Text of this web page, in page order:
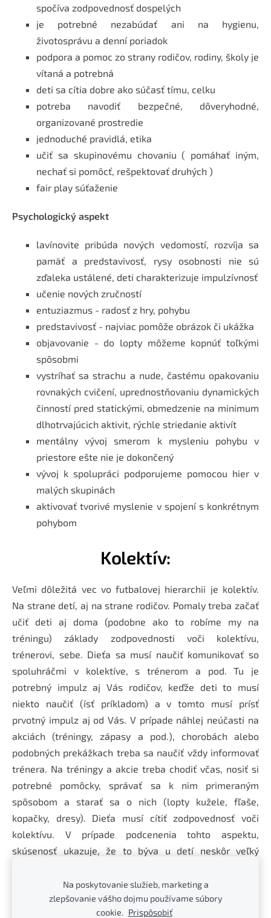
spočíva zodpovednosť dospelých
je potrebné nezabúdať ani na hygienu,
životosprávu a denní poriadok
podpora a pomoc zo strany rodičov, rodiny, školy je
vítaná a potrebná
deti sa cítia dobre ako súčasť tímu, celku
potreba navodiť bezpečné, dôveryhodné,
organizované prostredie
jednoduché pravidlá, etika
učiť sa skupinovému chovaniu ( pomáhať iným,
nechať si pomôcť, rešpektovať druhých )
fair play súťaženie
Psychologický aspekt
lavínovite pribúda nových vedomostí, rozvíja sa
pamäť a predstavivosť, rysy osobnosti nie sú
zďaleka ustálené, deti charakterizuje impulzívnosť
učenie nových zručností
entuziazmus - radosť z hry, pohybu
predstavivosť - najviac pomôže obrázok či ukážka
objavovanie - do lopty môžeme kopnúť toľkými
spôsobmi
vystríhať sa strachu a nude, častému opakovaniu
rovnakých cvičení, uprednostňovaniu dynamických
činností pred statickými, obmedzenie na minimum
dlhotrvajúcich aktivit, rýchle striedanie aktivít
mentálny vývoj smerom k mysleniu pohybu v
priestore ešte nie je dokončený
vývoj k spolupráci podporujeme pomocou hier v
malých skupinách
aktivovať tvorivé myslenie v spojení s konkrétnym
pohybom
Kolektív:
Veľmi dôležitá vec vo futbalovej hierarchii je kolektív.
Na strane detí, aj na strane rodičov. Pomaly treba začať
učiť deti aj doma (podobne ako to robíme my na
tréningu) základy zodpovednosti voči kolektívu,
trénerovi, sebe. Dieťa sa musí naučiť komunikovať so
spoluhráčmi v kolektíve, s trénerom a pod. Tu je
potrebný impulz aj Vás rodičov, keďže deti to musí
niekto naučiť (ísť príkladom) a v tomto musí prísť
prvotný impulz aj od Vás. V prípade náhlej neúčasti na
akciách (tréningy, zápasy a pod.), chorobách alebo
podobných prekážkach treba sa naučiť vždy informovať
trénera. Na tréningy a akcie treba chodiť včas, nosiť si
potrebné pomôcky, správať sa k nim primeraným
spôsobom a starať sa o nich (lopty kužele, fľaše,
kopačky, dresy). Dieťa musí cítiť zodpovednosť voči
kolektívu. V prípade podcenenia tohto aspektu,
skúsenosť ukazuje, že to býva u detí neskôr veľký
vekové kategórie), zameraného omnoho viac na
kolektívny výkon a kolektívne poňatie.
Na poskytovanie služieb, marketing a
zlepšovanie vášho dojmu používame súbory
cookie. Prispôsobiť